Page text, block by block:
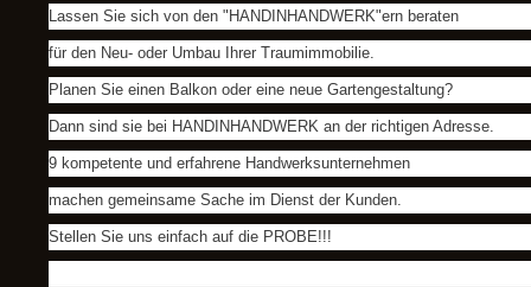
Lassen Sie sich von den "HANDINHANDWERK"ern beraten
für den Neu- oder Umbau Ihrer Traumimmobilie.
Planen Sie einen Balkon oder eine neue Gartengestaltung?
Dann sind sie bei HANDINHANDWERK an der richtigen Adresse.
9 kompetente und erfahrene Handwerksunternehmen
machen gemeinsame Sache im Dienst der Kunden.
Stellen Sie uns einfach auf die PROBE!!!